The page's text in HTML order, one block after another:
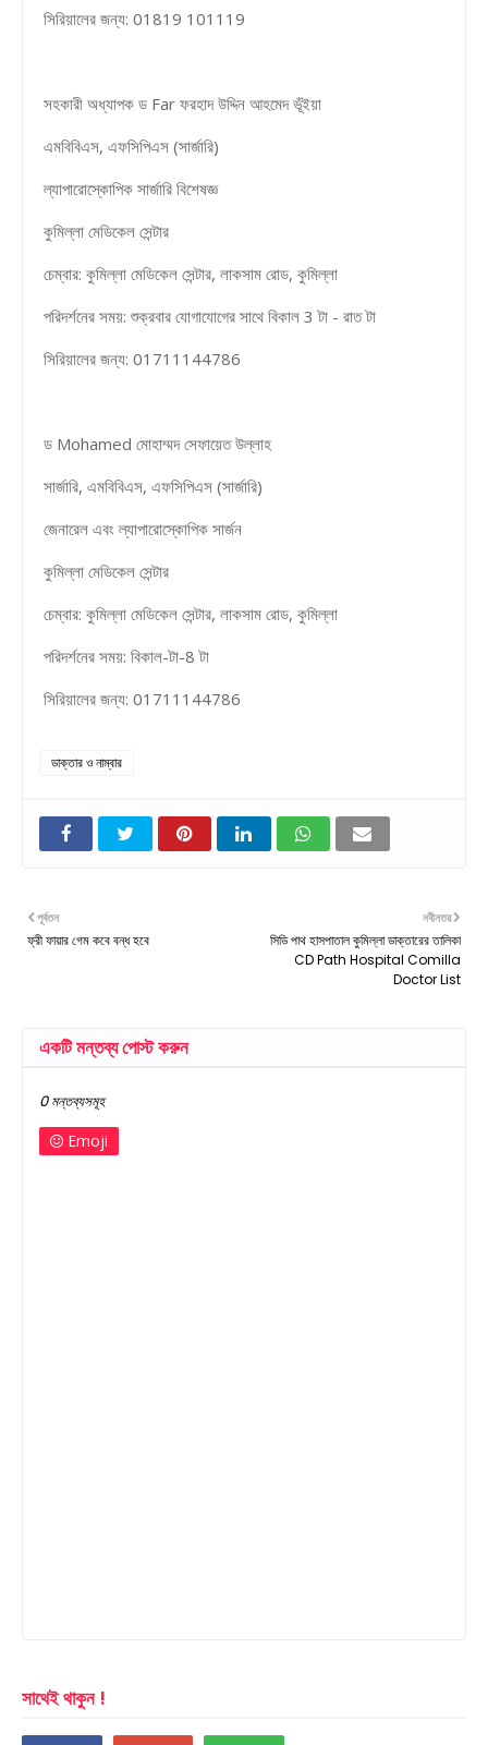
সিরিয়ালের জন্য: 01819 101119
সহকারী অধ্যাপক ড Far ফরহাদ উদ্দিন আহমেদ ভূঁইয়া
এমবিবিএস, এফসিপিএস (সার্জারি)
ল্যাপারোস্কোপিক সার্জারি বিশেষজ্ঞ
কুমিল্লা মেডিকেল সেন্টার
চেম্বার: কুমিল্লা মেডিকেল সেন্টার, লাকসাম রোড, কুমিল্লা
পরিদর্শনের সময়: শুক্রবার যোগাযোগের সাথে বিকাল 3 টা - রাত টা
সিরিয়ালের জন্য: 01711144786
ড Mohamed মোহাম্মদ সেফায়েত উল্লাহ
সার্জারি, এমবিবিএস, এফসিপিএস (সার্জারি)
জেনারেল এবং ল্যাপারোস্কোপিক সার্জন
কুমিল্লা মেডিকেল সেন্টার
চেম্বার: কুমিল্লা মেডিকেল সেন্টার, লাকসাম রোড, কুমিল্লা
পরিদর্শনের সময়: বিকাল-টা-8 টা
সিরিয়ালের জন্য: 01711144786
ডাক্তার ও নাম্বার
নবীনতর
সিডি পাথ হাসপাতাল কুমিল্লা ডাক্তারের তালিকা
CD Path Hospital Comilla
Doctor List
পূর্বতন
ফ্রী ফায়ার গেম কবে বন্ধ হবে
একটি মন্তব্য পোস্ট করুন
0 মন্তব্যসমূহ
Emoji
সাথেই থাকুন !